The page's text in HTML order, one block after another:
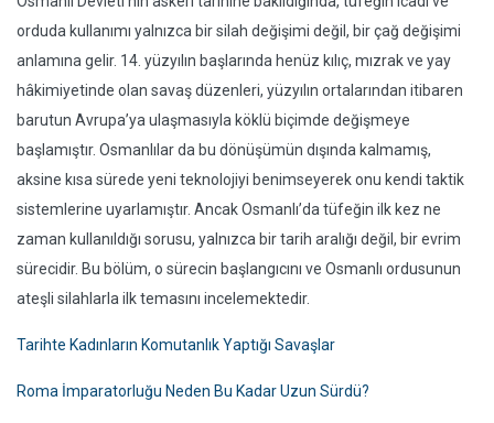
orduda kullanımı yalnızca bir silah değişimi değil, bir çağ değişimi
anlamına gelir. 14. yüzyılın başlarında henüz kılıç, mızrak ve yay
hâkimiyetinde olan savaş düzenleri, yüzyılın ortalarından itibaren
barutun Avrupa’ya ulaşmasıyla köklü biçimde değişmeye
başlamıştır. Osmanlılar da bu dönüşümün dışında kalmamış,
aksine kısa sürede yeni teknolojiyi benimseyerek onu kendi taktik
sistemlerine uyarlamıştır. Ancak Osmanlı’da tüfeğin ilk kez ne
zaman kullanıldığı sorusu, yalnızca bir tarih aralığı değil, bir evrim
sürecidir. Bu bölüm, o sürecin başlangıcını ve Osmanlı ordusunun
ateşli silahlarla ilk temasını incelemektedir.
Tarihte Kadınların Komutanlık Yaptığı Savaşlar
Roma İmparatorluğu Neden Bu Kadar Uzun Sürdü?